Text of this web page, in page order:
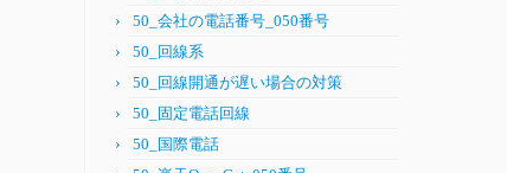
50_会社の電話番号_050番号
50_回線系
50_回線開通が遅い場合の対策
50_固定電話回線
50_国際電話